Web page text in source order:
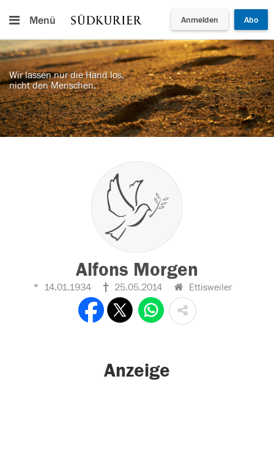
Menü Anmelden Abo
Wir lassen nur die Hand los,
nicht den Menschen.
Alfons Morgen
14.01.1934 25.05.2014 Ettisweiler
Anzeige